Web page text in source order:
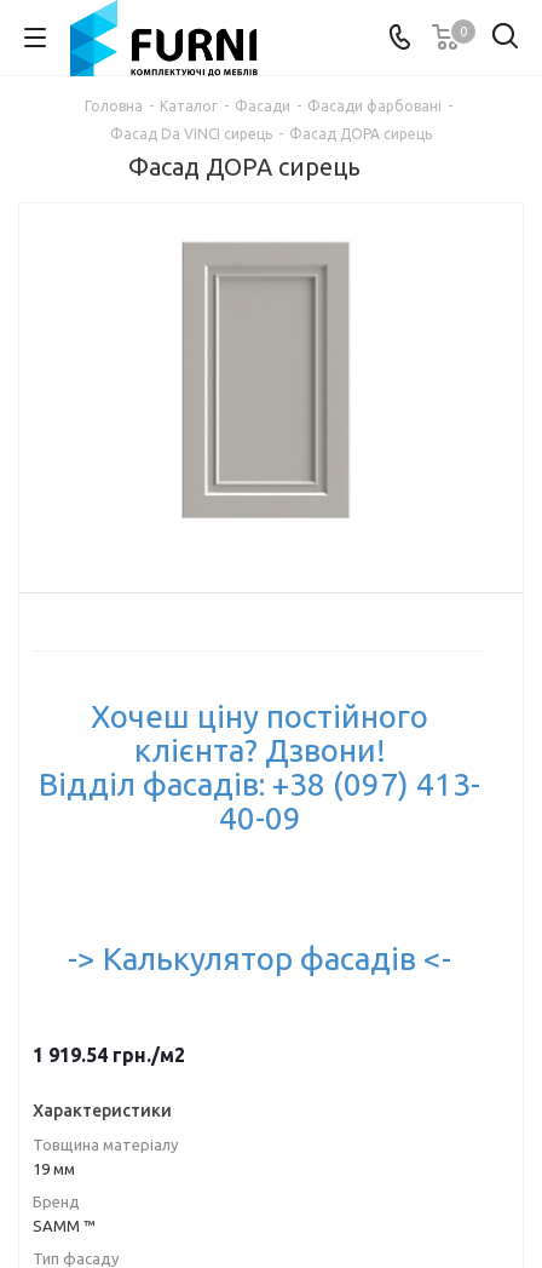
0
Головна - Каталог - Фасади - Фасади фарбовані -
Фасад Da VINCI сирець - Фасад ДОРА сирець
Фасад ДОРА сирець
Хочеш ціну постійного
клієнта? Дзвони!
Відділ фасадів: +38 (097) 413-
40-09
-> Калькулятор фасадів <-
1 919.54 грн./м2
Характеристики
Товщина матеріалу
19 мм
Бренд
SAMM ™
Тип фасаду